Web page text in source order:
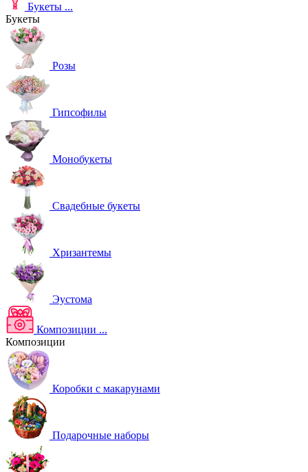
Букеты ...
Букеты
Розы
Гипсофилы
Монобукеты
Свадебные букеты
Хризантемы
Эустома
Композиции ...
Композиции
Коробки с макарунами
Подарочные наборы